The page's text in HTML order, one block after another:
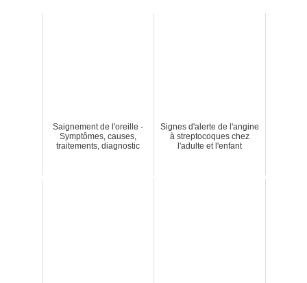
Saignement de l'oreille -
Symptômes, causes,
traitements, diagnostic
Signes d'alerte de l'angine
à streptocoques chez
l'adulte et l'enfant